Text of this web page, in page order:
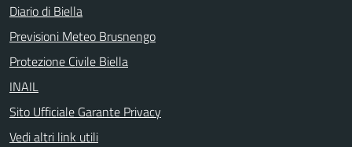
Diario di Biella
Previsioni Meteo Brusnengo
Protezione Civile Biella
INAIL
Sito Ufficiale Garante Privacy
Vedi altri link utili